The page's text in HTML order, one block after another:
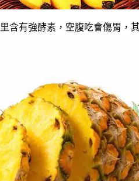
含有強酵素，空腹吃會傷胃，